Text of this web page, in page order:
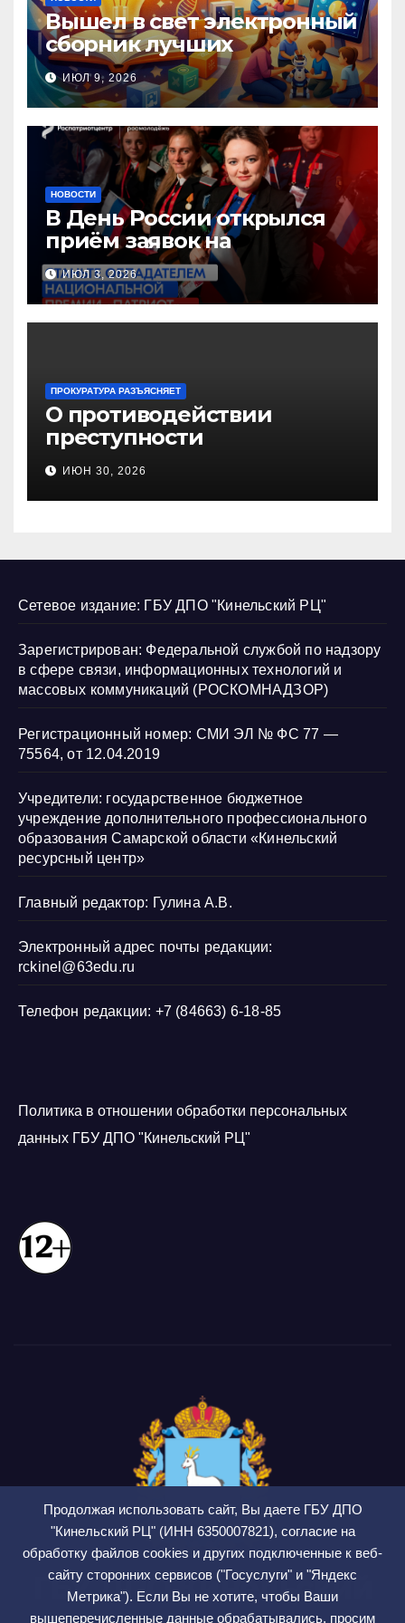
Продолжая использовать сайт, Вы даете ГБУ ДПО
"Кинельский РЦ" (ИНН 6350007821), согласие на
обработку файлов cookies и других подключенные к веб-
сайту сторонних сервисов ("Госуслуги" и "Яндекс
Метрика"). Если Вы не хотите, чтобы Ваши
вышеперечисленные данные обрабатывались, просим
Вышел в свет электронный
сборник лучших
инновационных практик
педагогов дошкольного
образования!
ИЮЛ 9, 2026
НОВОСТИ
В День России открылся
приём заявок на
Национальную премию
«Патриот»
ИЮЛ 3, 2026
ПРОКУРАТУРА РАЗЪЯСНЯЕТ
О противодействии
преступности
несовершеннолетних и
нарушению их прав
ИЮН 30, 2026
Сетевое издание: ГБУ ДПО "Кинельский РЦ"
Зарегистрирован: Федеральной службой по надзору
в сфере связи, информационных технологий и
массовых коммуникаций (РОСКОМНАДЗОР)
Регистрационный номер: СМИ ЭЛ № ФС 77 —
75564, от 12.04.2019
Учредители: государственное бюджетное
учреждение дополнительного профессионального
образования Самарской области «Кинельский
ресурсный центр»
Главный редактор: Гулина А.В.
Электронный адрес почты редакции:
rckinel@63edu.ru
Телефон редакции: +7 (84663) 6-18-85
Политика в отношении обработки персональных
данных ГБУ ДПО "Кинельский РЦ"
ГБУ ДПО Кинельский